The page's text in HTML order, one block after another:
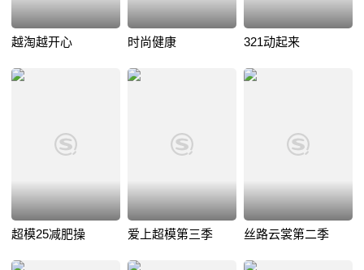
越淘越开心 时尚健康 321动起来
超模25减肥操 爱上超模第三季 丝路云裳第二季